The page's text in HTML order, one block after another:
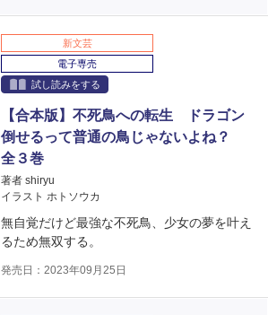
新文芸
電子専売
試し読みをする
【合本版】不死鳥への転生 ドラゴン
倒せるって普通の鳥じゃないよね？
全３巻
著者 shiryu
イラスト ホトソウカ
無自覚だけど最強な不死鳥、少女の夢を叶え
るため無双する。
発売日：2023年09月25日